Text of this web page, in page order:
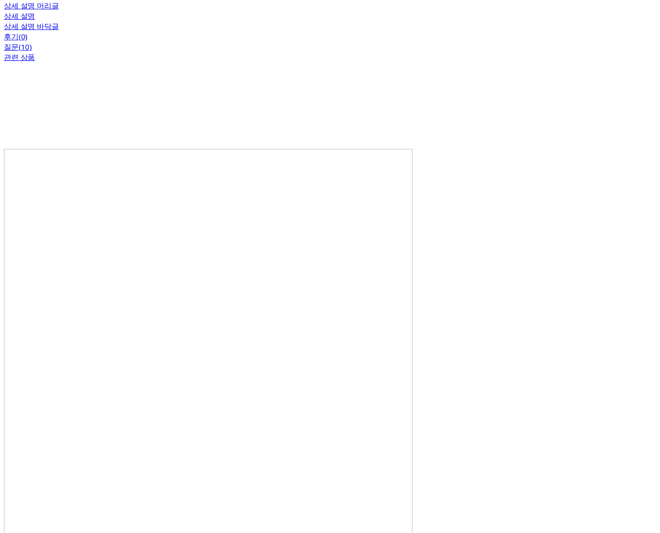
상세 설명 머리글
상세 설명
상세 설명 바닥글
후기(0)
질문(10)
관련 상품